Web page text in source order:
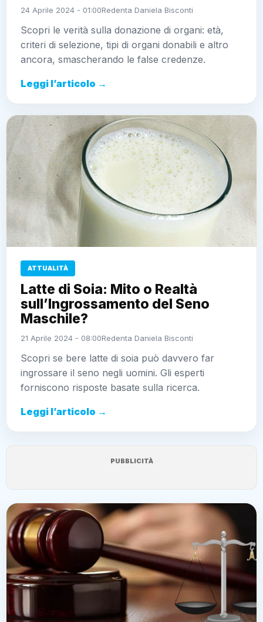
24 Aprile 2024 - 01:00Redenta Daniela Bisconti
Scopri le verità sulla donazione di organi: età,
criteri di selezione, tipi di organi donabili e altro
ancora, smascherando le false credenze.
Leggi l’articolo →
ATTUALITÀ
Latte di Soia: Mito o Realtà
sull’Ingrossamento del Seno
Maschile?
21 Aprile 2024 - 08:00Redenta Daniela Bisconti
Scopri se bere latte di soia può davvero far
ingrossare il seno negli uomini. Gli esperti
forniscono risposte basate sulla ricerca.
Leggi l’articolo →
PUBBLICITÀ